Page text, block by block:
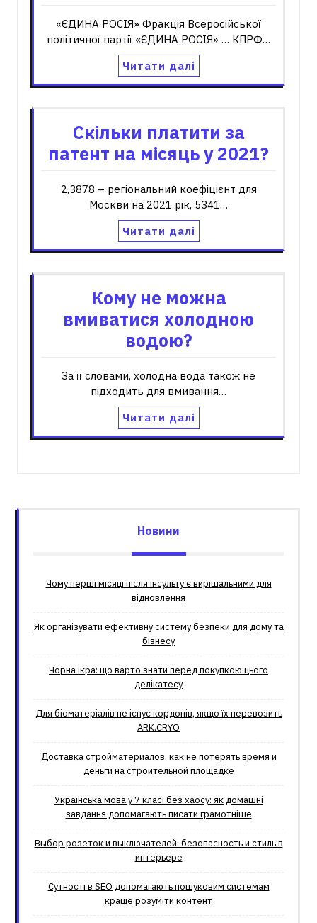
«ЄДИНА РОСІЯ» Фракція Всеросійської
політичної партії «ЄДИНА РОСІЯ» … КПРФ…
Читати далі
Скільки платити за
патент на місяць у 2021?
2,3878 – регіональний коефіцієнт для
Москви на 2021 рік, 5341…
Читати далі
Кому не можна
вмиватися холодною
водою?
За її словами, холодна вода також не
підходить для вмивання…
Читати далі
Новини
Чому перші місяці після інсульту є вирішальними для
відновлення
Як організувати ефективну систему безпеки для дому та
бізнесу
Чорна ікра: що варто знати перед покупкою цього
делікатесу
Для біоматеріалів не існує кордонів, якщо їх перевозить
ARK.CRYO
Доставка стройматериалов: как не потерять время и
деньги на строительной площадке
Українська мова у 7 класі без хаосу: як домашні
завдання допомагають писати грамотніше
Выбор розеток и выключателей: безопасность и стиль в
интерьере
Сутності в SEO допомагають пошуковим системам
краще розуміти контент